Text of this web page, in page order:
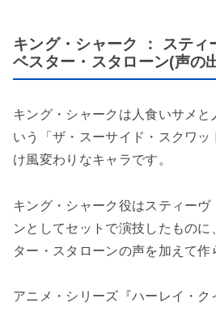
キング・シャーク ： スティ
ベスター・スタローン(声の
キング・シャークは人食いサメと
いう「ザ・スーサイド・スクワ
け風変わりなキャラです。
キング・シャーク役はスティーヴ
ンとしてセットで演技したものに
ター・スタローンの声を加えて作
アニメ・シリーズ『ハーレイ・